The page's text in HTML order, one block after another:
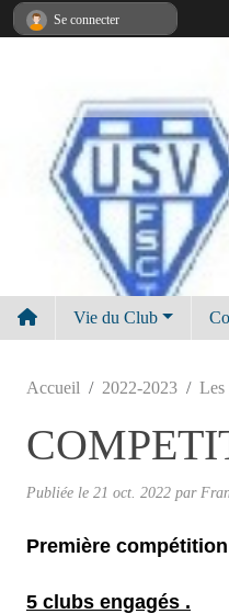
Vie du Club
Accueil 2022-2023 Les
Publiée le 21 oct. 2022 par
Première
5 clubs engagés .
Se connecter
Panneau de gestion des cookies